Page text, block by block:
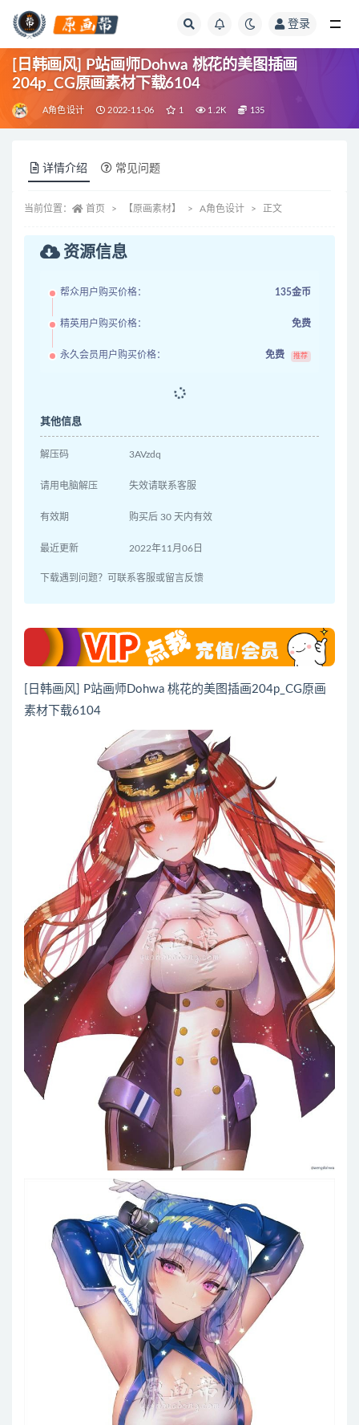
登录
[日韩画风] P站画师Dohwa 桃花的美图插画
204p_CG原画素材下载6104
A角色设计 2022-11-06 1 1.2K 135
详情介绍 常见问题
当前位置： 首页 【原画素材】 A角色设计 正文
资源信息
帮众用户购买价格： 135金币
精英用户购买价格： 免费
永久会员用户购买价格： 免费 推荐
其他信息
解压码 3AVzdq
请用电脑解压 失效请联系客服
有效期 购买后 30 天内有效
最近更新 2022年11月06日
下载遇到问题？可联系客服或留言反馈
[日韩画风] P站画师Dohwa 桃花的美图插画204p_CG原画
素材下载6104